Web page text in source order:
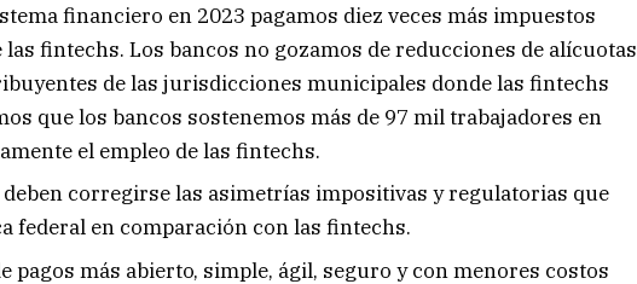
financiero en 2023 pagamos diez veces más impuestos
fintechs. Los bancos no gozamos de reducciones de alícuotas
de las jurisdicciones municipales donde las fintechs
que los bancos sostenemos más de 97 mil trabajadores en
el empleo de las fintechs.
corregirse las asimetrías impositivas y regulatorias que
federal en comparación con las fintechs.
pagos más abierto, simple, ágil, seguro y con menores costos